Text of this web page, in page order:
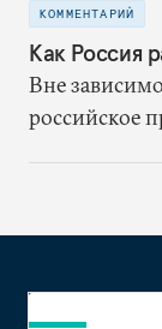
КОММЕНТАРИЙ
Как Россия
Вне
российское